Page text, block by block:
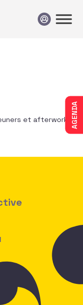
AGENDA
et afterwork,